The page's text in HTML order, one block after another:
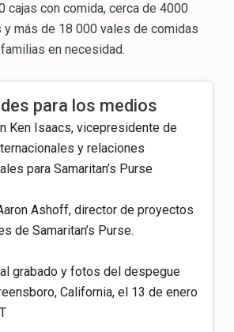
cajas con comida, cerca de 4000
más de 18 000 vales de comidas
en necesidad.
para los medios
Ken Isaacs, vicepresidente de
y relaciones
para Samaritan’s Purse
Ashoff, director de proyectos
de Samaritan’s Purse.
grabado y fotos del despegue
California, el 13 de enero